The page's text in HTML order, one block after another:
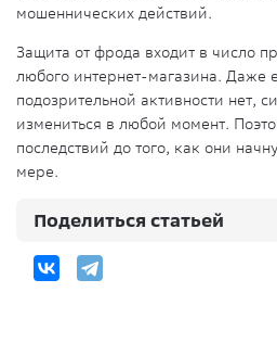
мошеннических действий.
Защита от фрода входит в число
любого интернет-магазина. Даже
подозрительной активности нет,
измениться в любой момент.
последствий до того, как они
мере.
Поделиться статьей